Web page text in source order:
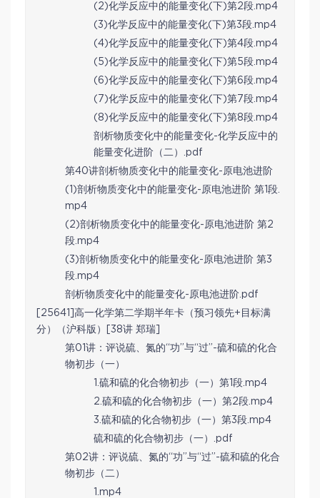
(2)化学反应中的能量变化(下)第2段.mp4
(3)化学反应中的能量变化(下)第3段.mp4
(4)化学反应中的能量变化(下)第4段.mp4
(5)化学反应中的能量变化(下)第5段.mp4
(6)化学反应中的能量变化(下)第6段.mp4
(7)化学反应中的能量变化(下)第7段.mp4
(8)化学反应中的能量变化(下)第8段.mp4
剖析物质变化中的能量变化-化学反应中的
能量变化进阶（二）.pdf
第40讲剖析物质变化中的能量变化-原电池进阶
(1)剖析物质变化中的能量变化-原电池进阶 第1段.
mp4
(2)剖析物质变化中的能量变化-原电池进阶 第2
段.mp4
(3)剖析物质变化中的能量变化-原电池进阶 第3
段.mp4
剖析物质变化中的能量变化-原电池进阶.pdf
[25641]高一化学第二学期半年卡（预习领先+目标满
分）（沪科版）[38讲 郑瑞]
第01讲：评说硫、氮的“功”与“过”-硫和硫的化合
物初步（一）
1.硫和硫的化合物初步（一）第1段.mp4
2.硫和硫的化合物初步（一）第2段.mp4
3.硫和硫的化合物初步（一）第3段.mp4
硫和硫的化合物初步（一）.pdf
第02讲：评说硫、氮的“功”与“过”-硫和硫的化合
物初步（二）
1.mp4